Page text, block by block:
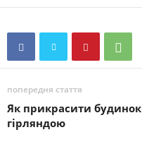
попередня стаття
Як прикрасити будинок
гірляндою